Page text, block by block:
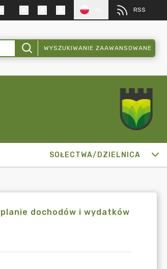
RSS
WYSZUKIWANIE ZAAWANSOWANE
SOŁECTWA/DZIELNICA
dochodów i wydatków